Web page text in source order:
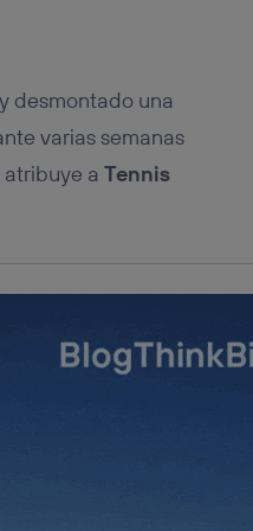
desmontado una
varias semanas
atribuye a Tennis
que
parte